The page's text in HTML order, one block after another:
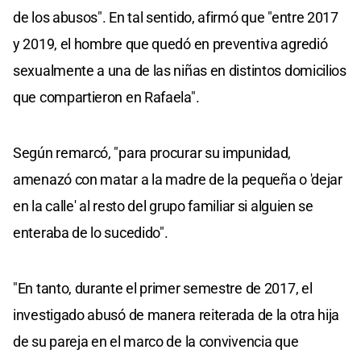
de los abusos". En tal sentido, afirmó que "entre 2017
y 2019, el hombre que quedó en preventiva agredió
sexualmente a una de las niñas en distintos domicilios
que compartieron en Rafaela".
Según remarcó, "para procurar su impunidad,
amenazó con matar a la madre de la pequeña o 'dejar
en la calle' al resto del grupo familiar si alguien se
enteraba de lo sucedido".
"En tanto, durante el primer semestre de 2017, el
investigado abusó de manera reiterada de la otra hija
de su pareja en el marco de la convivencia que